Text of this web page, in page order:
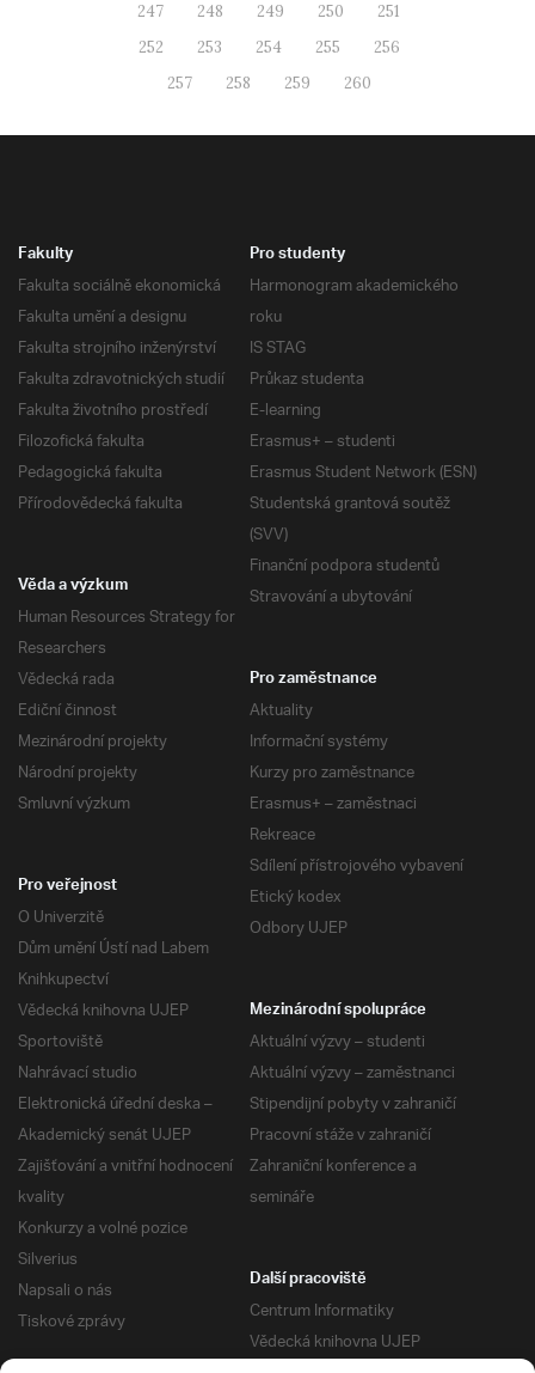
247
248 249 250
251
252
253 254 255
256
257
258 259 260
Fakulty
Fakulta sociálně ekonomická
Fakulta umění a designu
Fakulta strojního inženýrství
Fakulta zdravotnických studií
Fakulta životního prostředí
Filozofická fakulta
Pedagogická fakulta
Přírodovědecká fakulta
Pro studenty
Harmonogram akademického
roku
IS STAG
Průkaz studenta
E-learning
Erasmus+ – studenti
Erasmus Student Network (ESN)
Studentská grantová soutěž
(SVV)
Finanční podpora studentů
Stravování a ubytování
Věda a výzkum
Human Resources Strategy for
Researchers
Vědecká rada
Ediční činnost
Mezinárodní projekty
Národní projekty
Smluvní výzkum
Pro zaměstnance
Aktuality
Informační systémy
Kurzy pro zaměstnance
Erasmus+ – zaměstnaci
Rekreace
Sdílení přístrojového vybavení
Etický kodex
Odbory UJEP
Pro veřejnost
O Univerzitě
Dům umění Ústí nad Labem
Knihkupectví
Vědecká knihovna UJEP
Sportoviště
Nahrávací studio
Elektronická úřední deska –
Akademický senát UJEP
Zajišťování a vnitřní hodnocení
kvality
Konkurzy a volné pozice
Silverius
Napsali o nás
Tiskové zprávy
Mezinárodní spolupráce
Aktuální výzvy – studenti
Aktuální výzvy – zaměstnanci
Stipendijní pobyty v zahraničí
Pracovní stáže v zahraničí
Zahraniční konference a
semináře
Další pracoviště
Centrum Informatiky
Vědecká knihovna UJEP